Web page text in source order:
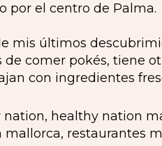
por el centro de Palma.
mis últimos
de comer pokés, tiene
con ingredientes